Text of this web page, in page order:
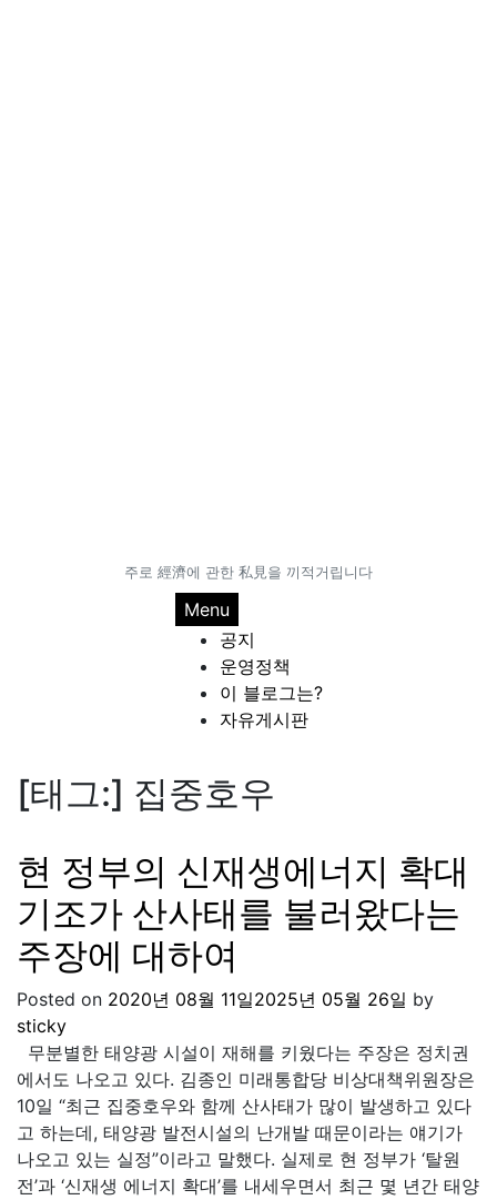
주로 經濟에 관한 私見을 끼적거립니다
Menu
공지
운영정책
이 블로그는?
자유게시판
[태그:] 집중호우
현 정부의 신재생에너지 확대
기조가 산사태를 불러왔다는
주장에 대하여
Posted on 2020년 08월 11일2025년 05월 26일 by
sticky
무분별한 태양광 시설이 재해를 키웠다는 주장은 정치권
에서도 나오고 있다. 김종인 미래통합당 비상대책위원장은
10일 “최근 집중호우와 함께 산사태가 많이 발생하고 있다
고 하는데, 태양광 발전시설의 난개발 때문이라는 얘기가
나오고 있는 실정”이라고 말했다. 실제로 현 정부가 ‘탈원
전’과 ‘신재생 에너지 확대’를 내세우면서 최근 몇 년간 태양